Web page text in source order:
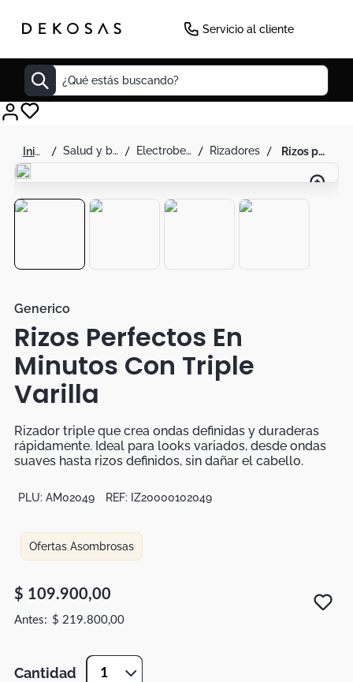
Servicio al cliente
¿Qué estás buscando?
salud y belleza electrobelleza rizadores rizos perfectos en minutos con triple varilla
Generico
Rizos Perfectos En
Minutos Con Triple
Varilla
Rizador triple que crea ondas definidas y duraderas
rápidamente. Ideal para looks variados, desde ondas
suaves hasta rizos definidos, sin dañar el cabello.
PLU: AM02049 REF: IZ20000102049
Ofertas Asombrosas
$ 109.900,00
$ 219.800,00
Cantidad 1
Decoracion
Cuadro
Sillas
Duvet
Botas
Dko